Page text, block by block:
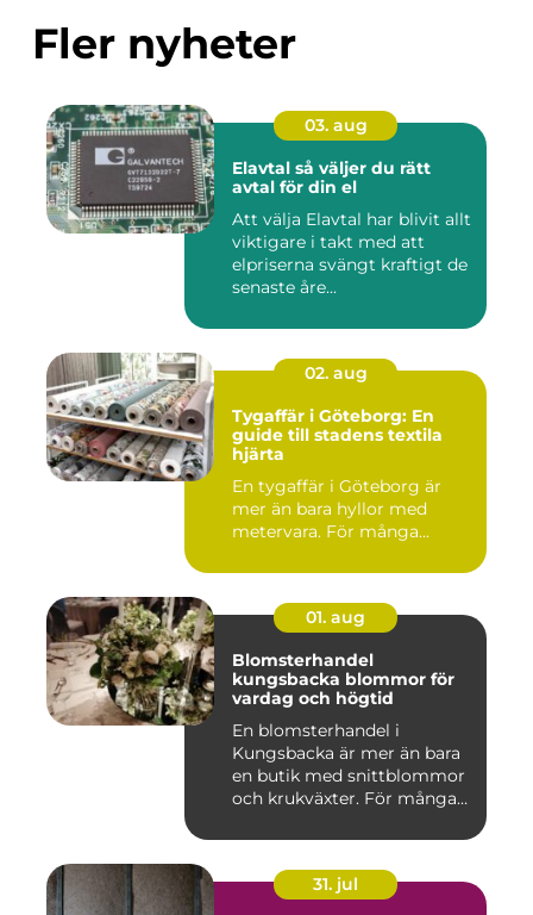
Fler nyheter
03. aug
Elavtal så väljer du rätt
avtal för din el
Att välja Elavtal har blivit allt
viktigare i takt med att
elpriserna svängt kraftigt de
senaste åre...
02. aug
Tygaffär i Göteborg: En
guide till stadens textila
hjärta
En tygaffär i Göteborg är
mer än bara hyllor med
metervara. För många...
01. aug
Blomsterhandel
kungsbacka blommor för
vardag och högtid
En blomsterhandel i
Kungsbacka är mer än bara
en butik med snittblommor
och krukväxter. För många
31. jul